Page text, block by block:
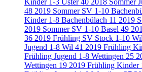
Kinder 1-3 Uster40 2018 Sommer
48 2019 Sommer SV 1-10
Kinder 1-8 Bachenbülach 11 2019
2019 Sommer SV 1-10 Basel 49
36 2019 Frühling SV Stock 1-10 Wil
Jugend 1-8 Wil 41 2019 Frühling
Frühling Jugend 1-8 Wettingen 25
Wettingen 19 2019 Frühling Kinder